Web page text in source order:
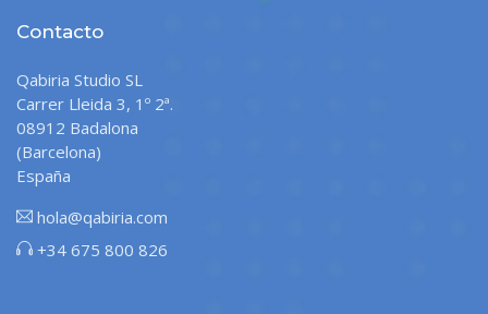
Contacto
Qabiria Studio SL
Carrer Lleida 3, 1º 2ª.
08912 Badalona
(Barcelona)
España
hola@qabiria.com
+34 675 800 826